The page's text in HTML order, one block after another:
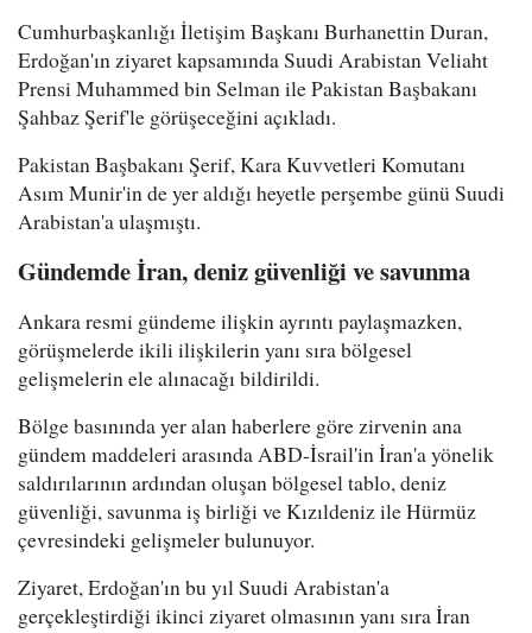
Cumhurbaşkanlığı İletişim Başkanı Burhanettin Duran,
Erdoğan'ın ziyaret kapsamında Suudi Arabistan Veliaht
Prensi Muhammed bin Selman ile Pakistan Başbakanı
Şahbaz Şerif'le görüşeceğini açıkladı.
Pakistan Başbakanı Şerif, Kara Kuvvetleri Komutanı
Asım Munir'in de yer aldığı heyetle perşembe günü Suudi
Arabistan'a ulaşmıştı.
Gündemde İran, deniz güvenliği ve savunma
Ankara resmi gündeme ilişkin ayrıntı paylaşmazken,
görüşmelerde ikili ilişkilerin yanı sıra bölgesel
gelişmelerin ele alınacağı bildirildi.
Bölge basınında yer alan haberlere göre zirvenin ana
gündem maddeleri arasında ABD-İsrail'in İran'a yönelik
saldırılarının ardından oluşan bölgesel tablo, deniz
güvenliği, savunma iş birliği ve Kızıldeniz ile Hürmüz
çevresindeki gelişmeler bulunuyor.
Ziyaret, Erdoğan'ın bu yıl Suudi Arabistan'a
gerçekleştirdiği ikinci ziyaret olmasının yanı sıra İran